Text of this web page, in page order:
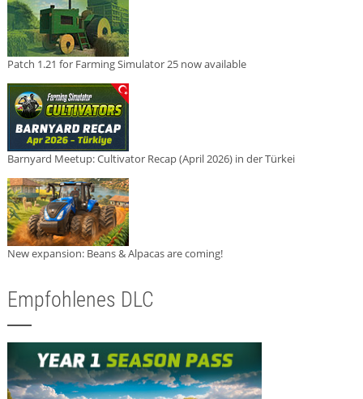
Patch 1.21 for Farming Simulator 25 now available
Barnyard Meetup: Cultivator Recap (April 2026) in der Türkei
New expansion: Beans & Alpacas are coming!
Empfohlenes DLC